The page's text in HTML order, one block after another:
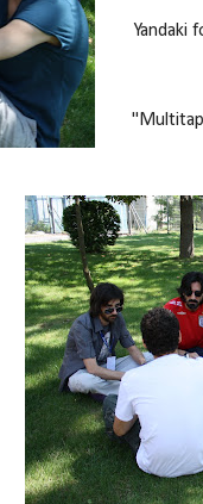
Yandaki